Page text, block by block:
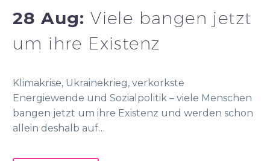
28 Aug:Viele bangen jetzt
um ihre Existenz
Klimakrise, Ukrainekrieg, verkorkste
Energiewende und Sozialpolitik – viele Menschen
bangen jetzt um ihre Existenz und werden schon
allein deshalb auf…